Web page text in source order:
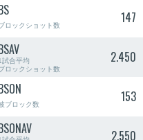
ロックショット数
147
試合平均
ロックショット数
2.450
ブロック数
153
2.550